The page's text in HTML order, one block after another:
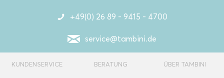
+49(0) 26 89 - 9415 - 4700
service@tambini.de
KUNDENSERVICE BERATUNG ÜBER TAMBINI